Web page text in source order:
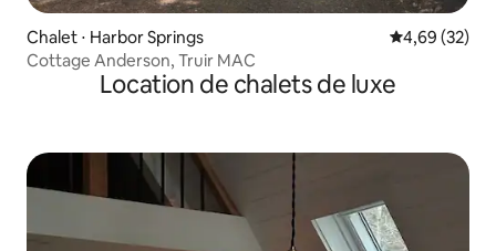
Chalet ⋅ Harbor Springs Évaluation
4,69 (32)
Cottage Anderson, Truir MAC
Location de chalets de luxe